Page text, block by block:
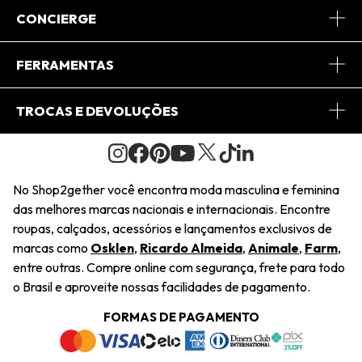
Sobre Nós
Journal
Saiu na Mídia
Sustentabilidade
Navegando
Termos e Condições
CONCIERGE
Central de Relacionamento
Regulamento e Promoções
FERRAMENTAS
Minha Conta
Pedido de Presente
Wishlist
TROCAS E DEVOLUÇÕES
Condições Gerais
Troca Fácil
Restituição de Pagamento
Dúvidas Frequentes
Termos e Condições
Política de Privacidade
No Shop2gether você encontra moda masculina e feminina
das melhores marcas nacionais e internacionais. Encontre
roupas, calçados, acessórios e lançamentos exclusivos de
marcas como Osklen, Ricardo Almeida, Animale, Farm,
entre outras. Compre online com segurança, frete para todo
o Brasil e aproveite nossas facilidades de pagamento.
FORMAS DE PAGAMENTO